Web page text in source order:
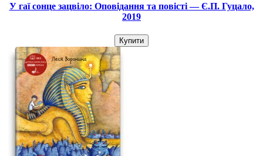
У гаї сонце зацвіло: Оповідання та повісті — Є.П. Гуцало,
2019
Купити